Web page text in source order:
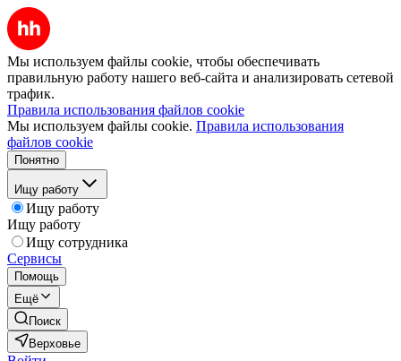
Мы используем файлы cookie, чтобы обеспечивать
правильную работу нашего веб-сайта и анализировать сетевой
трафик.
Правила использования файлов cookie
Мы используем файлы cookie. Правила использования
файлов cookie
Понятно
Ищу работу
Ищу работу
Ищу работу
Ищу сотрудника
Сервисы
Помощь
Ещё
Поиск
Верховье